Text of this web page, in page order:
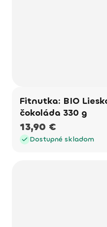
Fitnutka: BIO
čokoláda 330 g
13,90 €
Dostupné skladom